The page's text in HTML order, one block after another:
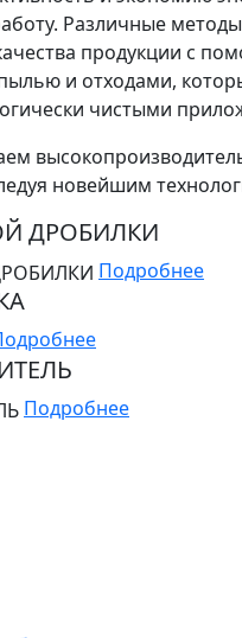
Различные
продукции с
и отходами,
чистыми
новейшим
ДРОБИЛКИ
Подробнее
Подробнее